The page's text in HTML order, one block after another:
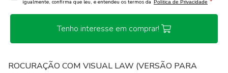
igualmente, confirma que leu, e entendeu os termos da Política de Privacidade
Tenho interesse em comprar!
ROCURAÇÃO COM VISUAL LAW (VERSÃO PARA